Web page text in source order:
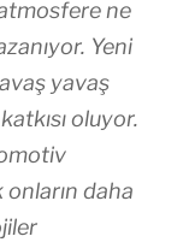
atmosfere ne
Yeni
yavaş
oluyor.
onların daha